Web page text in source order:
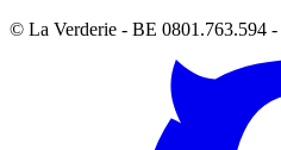
© La Verderie - BE 0801.763.594 -